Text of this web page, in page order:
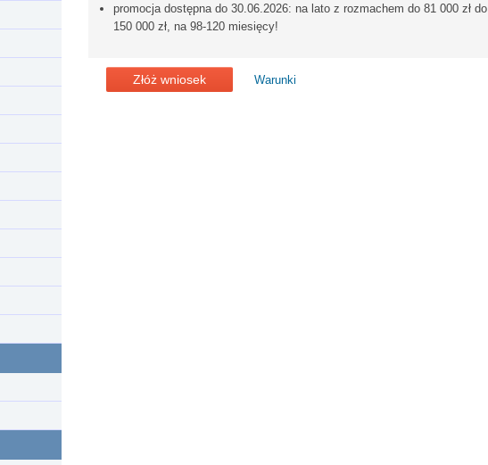
promocja dostępna do 30.06.2026: na lato z rozmachem do 81 000 zł do
150 000 zł, na 98-120 miesięcy!
Złóż wniosek Warunki